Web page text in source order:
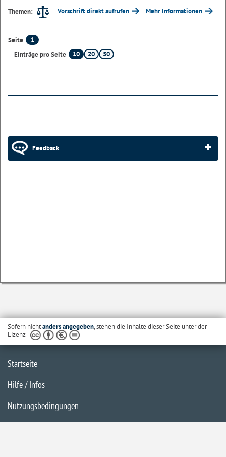
Themen:
Vorschrift direkt aufrufen Mehr Informationen
Seite
1
Einträge pro Seite
10 20 50
Feedback
Sofern nichtanders angegeben, stehen die Inhalte dieser Seite unter der
Lizenz
Startseite
Hilfe / Infos
Nutzungsbedingungen